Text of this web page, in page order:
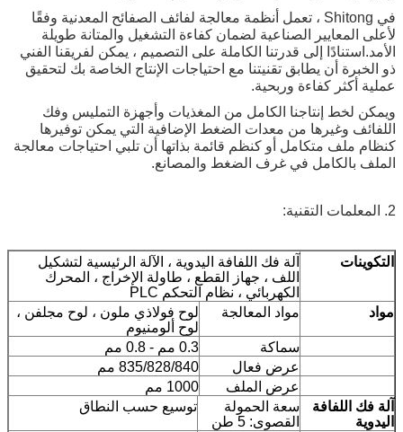
في Shitong ، تعمل أنظمة معالجة لفائف الصفائح المعدنية وفقًا
لأعلى المعايير الصناعية لضمان كفاءة التشغيل والمتانة طويلة
الأمد. استنادًا إلى قدرتنا الكاملة على التصميم ، يمكن لفريقنا الفني
ذو الخبرة أن يطابق تقنيتنا مع احتياجات الإنتاج الخاصة بك لتحقيق
عملية أكثر كفاءة وربحية.
ويمكن لخط إنتاجنا الكامل من المغذيات وأجهزة التمليس وفك
اللفائف وغيرها من معدات الضغط الإضافية التي يمكن توفيرها
كنظام ملف متكامل أو كنظم قائمة بذاتها أن تلبي احتياجات معالجة
الملف بالكامل في غرف الضغط والمصانع.
2. المعلمات التقنية:
التكوينات
آلة فك اللفافة اليدوية ، الآلة الرئيسية لتشكيل
اللف ، جهاز القطع ، طاولة الإخراج ، المحرك
الكهربائي ، نظام التحكم PLC
مواد
مواد المعالجة
لوح فولاذي ملون ، لوح مجلفن ،
لوح ألومنيوم
سماكة
0.3 مم - 0.8 مم
عرض فعال
835/828/840 مم
عرض الملف
1000 مم
آلة فك اللفافة
اليدوية
سعة الحمولة
القصوى: 5 طن
توسيع حسب النطاق